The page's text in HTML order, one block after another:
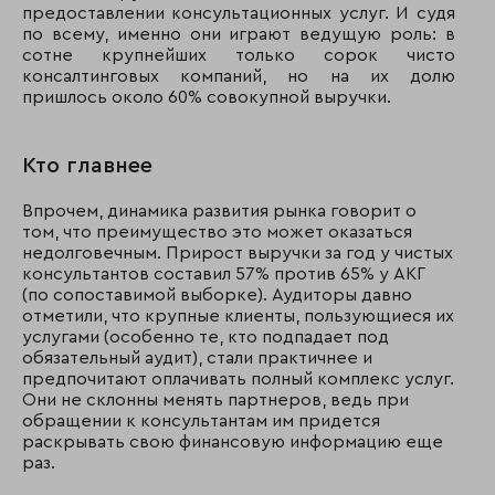
предоставлении консультационных услуг. И судя
по всему, именно они играют ведущую роль: в
сотне крупнейших только сорок чисто
консалтинговых компаний, но на их долю
пришлось около 60% совокупной выручки.
Кто главнее
Впрочем, динамика развития рынка говорит о
том, что преимущество это может оказаться
недолговечным. Прирост выручки за год у чистых
консультантов составил 57% против 65% у АКГ
(по сопоставимой выборке). Аудиторы давно
отметили, что крупные клиенты, пользующиеся их
услугами (особенно те, кто подпадает под
обязательный аудит), стали практичнее и
предпочитают оплачивать полный комплекс услуг.
Они не склонны менять партнеров, ведь при
обращении к консультантам им придется
раскрывать свою финансовую информацию еще
раз.